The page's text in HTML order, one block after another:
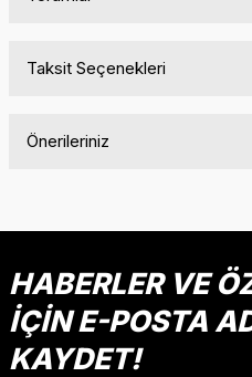
Taksit Seçenekleri
Önerileriniz
Ürün resmi kalitesiz, bozuk
Ürün açıklamasında eksik
HABERLER VE
İÇİN E-POSTA
KAYDET!